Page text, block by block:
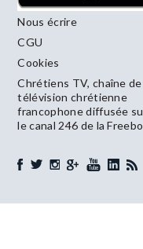
Nous écrire
CGU
Cookies
Chrétiens TV, chaîne de
télévision chrétienne
francophone diffusée
le canal 246 de la